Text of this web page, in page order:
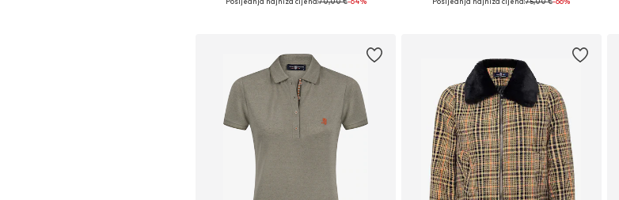
Dostupne veličine: S, M, L, XL Dostupne veličine: S, M, L